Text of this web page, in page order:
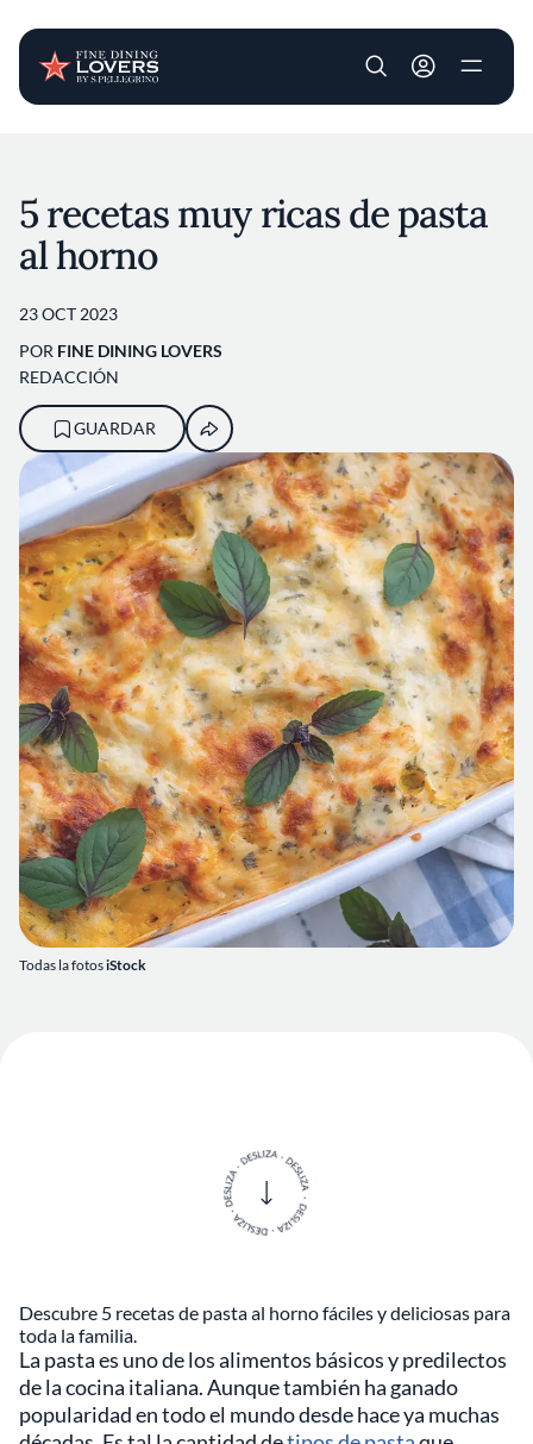
User account
Todas la fotosiStock
5 recetas muy ricas de pasta
al horno
23 OCT 2023
POR FINE DINING LOVERS
REDACCIÓN
GUARDAR
Descubre 5 recetas de pasta al horno fáciles y deliciosas para
toda la familia.
La pasta es uno de los alimentos básicos y predilectos
de la cocina italiana. Aunque también ha ganado
popularidad en todo el mundo desde hace ya muchas